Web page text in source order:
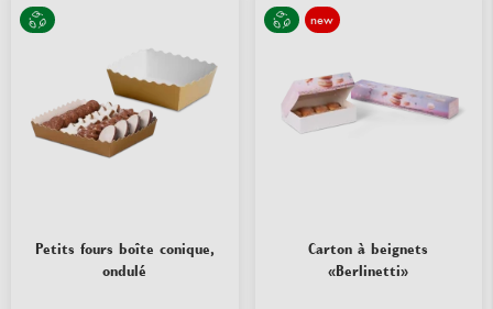
Petits fours boîte conique,
ondulé
new
Carton à beignets
«Berlinetti»